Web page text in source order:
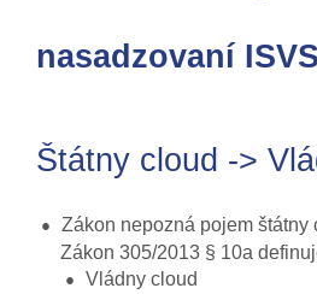
nasadzovaní ISVS
Štátny cloud ->
Zákon nepozná pojem štátny
Zákon 305/2013 § 10a
Vládny cloud